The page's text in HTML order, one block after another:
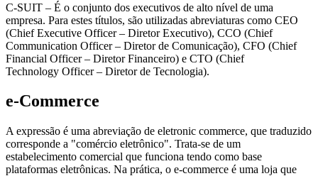
C-SUIT – É o conjunto dos executivos de alto nível de uma
empresa. Para estes títulos, são utilizadas abreviaturas como CEO
(Chief Executive Officer – Diretor Executivo), CCO (Chief
Communication Officer – Diretor de Comunicação), CFO (Chief
Financial Officer – Diretor Financeiro) e CTO (Chief
Technology Officer – Diretor de Tecnologia).
e-Commerce
A expressão é uma abreviação de eletronic commerce, que traduzido
corresponde a "comércio eletrônico". Trata-se de um
estabelecimento comercial que funciona tendo como base
plataformas eletrônicas. Na prática, o e-commerce é uma loja que